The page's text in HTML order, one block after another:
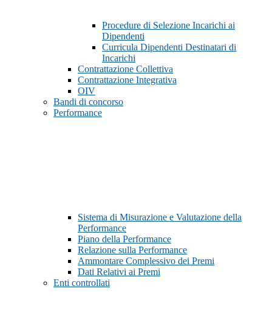
Procedure di Selezione Incarichi ai
Dipendenti
Curricula Dipendenti Destinatari di
Incarichi
Contrattazione Collettiva
Contrattazione Integrativa
OIV
Bandi di concorso
Performance
Sistema di Misurazione e Valutazione della
Performance
Piano della Performance
Relazione sulla Performance
Ammontare Complessivo dei Premi
Dati Relativi ai Premi
Enti controllati